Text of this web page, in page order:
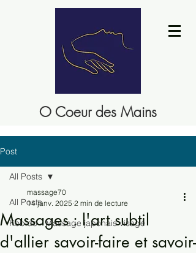
O Coeur des Mains
Post
All Posts
Kobido - Massage japonais visage
All Posts
‌Massages : l'art subtil
d'allier savoir-faire et savoir-
massage70
14 janv. 2025 2 min de lecture